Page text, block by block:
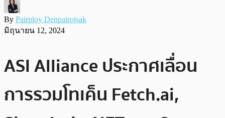
By Pairploy Denpairojsak
มิถุนายน 12, 2024
ASI Alliance ประกาศเลื่อน
การรวมโทเค็น Fetch.ai,